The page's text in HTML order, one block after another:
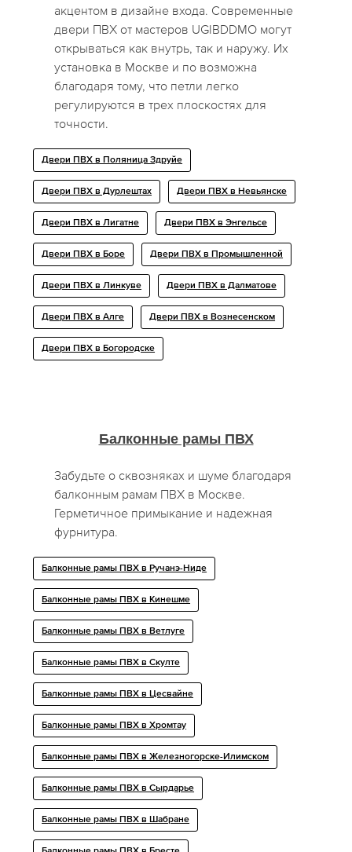
акцентом в дизайне входа. Современные
двери ПВХ от мастеров UGIBDDMO могут
открываться как внутрь, так и наружу. Их
установка в Москве и по возможна
благодаря тому, что петли легко
регулируются в трех плоскостях для
точности.
Двери ПВХ в Поляница Здруйе
Двери ПВХ в Дурлештах Двери ПВХ в Невьянске
Двери ПВХ в Лигатне Двери ПВХ в Энгельсе
Двери ПВХ в Боре Двери ПВХ в Промышленной
Двери ПВХ в Линкуве Двери ПВХ в Далматове
Двери ПВХ в Алге Двери ПВХ в Вознесенском
Двери ПВХ в Богородске
Балконные рамы ПВХ
Забудьте о сквозняках и шуме благодаря
балконным рамам ПВХ в Москве.
Герметичное примыкание и надежная
фурнитура.
Балконные рамы ПВХ в Ручанэ-Ниде
Балконные рамы ПВХ в Кинешме
Балконные рамы ПВХ в Ветлуге
Балконные рамы ПВХ в Скулте
Балконные рамы ПВХ в Цесвайне
Балконные рамы ПВХ в Хромтау
Балконные рамы ПВХ в Железногорске-Илимском
Балконные рамы ПВХ в Сырдарье
Балконные рамы ПВХ в Шабране